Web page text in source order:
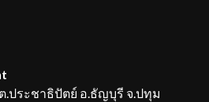
.ประชาธิปัตย์ อ.ธัญบุรี จ.ปทุม